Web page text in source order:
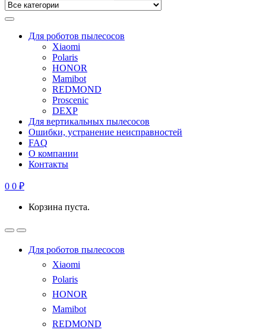
Для роботов пылесосов
Xiaomi
Polaris
HONOR
Mamibot
REDMOND
Proscenic
DEXP
Для вертикальных пылесосов
Ошибки, устранение неисправностей
FAQ
О компании
Контакты
0 0 ₽
Корзина пуста.
Для роботов пылесосов
Xiaomi
Polaris
HONOR
Mamibot
REDMOND